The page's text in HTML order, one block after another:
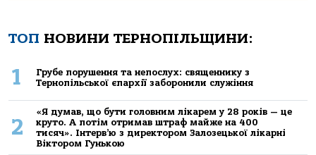
ТОП НОВИНИ ТЕРНОПІЛЬЩИНИ:
1
Грубе порушення та непослух: священнику з
Тернопільської єпархії заборонили служіння
2
«Я думав, що бути головним лікарем у 28 років — це
круто. А потім отримав штраф майже на 400
тисяч». Інтерв’ю з директором Залозецької лікарні
Віктором Гунькою